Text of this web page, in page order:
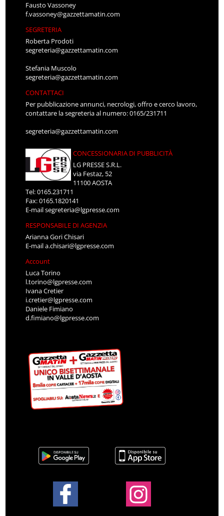
Fausto Vassoney
f.vassoney@gazzettamatin.com
SEGRETERIA
Roberta Prodoti
segreteria@gazzettamatin.com
Stefania Muscolo
segreteria@gazzettamatin.com
CONTATTACI
Per pubblicazione annunci, necrologi, offro e cerco lavoro,
contattare la segreteria al numero: 0165/231711
segreteria@gazzettamatin.com
CONCESSIONARIA DI PUBBLICITÀ
LG PRESSE S.R.L.
via Festaz, 52
11100 AOSTA
Tel: 0165.231711
Fax: 0165.1820141
E-mailsegreteria@lgpresse.com
RESPONSABILE DI AGENZIA
Arianna Gori Chisari
E-maila.chisari@lgpresse.com
Account
Luca Torino
l.torino@lgpresse.com
Ivana Cretier
i.cretier@lgpresse.com
Daniele Fimiano
d.fimiano@lgpresse.com